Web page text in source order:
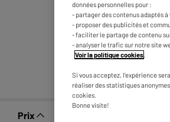
Prix
données personnelles pour :
- partager des contenus adaptés à
- proposer des publicités et
- faciliter le partage de contenu
- analyser le trafic sur notre site
Voir la politique cookies
Si vous acceptez, l'expérience
réaliser des statistiques
cookies.
Bonne visite!